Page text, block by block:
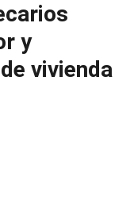
y
vivienda